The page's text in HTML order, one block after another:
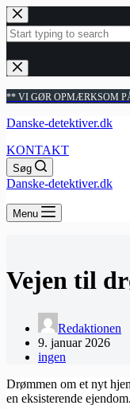
Fortsæt
til
indhold
Ingen
resultater
** VI GØR OPMÆRKSOM
Danske-detektiver.dk
KONTAKT
Søg
Danske-detektiver.dk
Menu
Vejen til
Redaktionen
9. januar 2026
ingen
Drømmen om et nyt
en eksisterende